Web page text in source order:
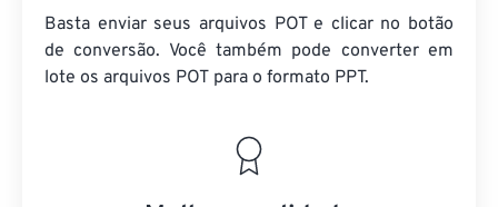
Basta enviar seus arquivos POT e clicar no botão
de conversão. Você também pode converter em
lote os arquivos POT para o formato PPT.